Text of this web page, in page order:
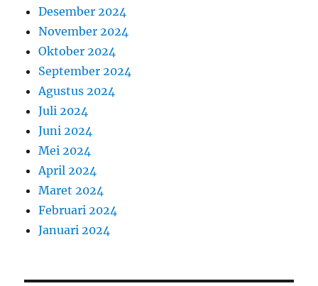
Desember 2024
November 2024
Oktober 2024
September 2024
Agustus 2024
Juli 2024
Juni 2024
Mei 2024
April 2024
Maret 2024
Februari 2024
Januari 2024